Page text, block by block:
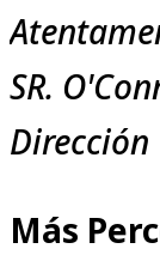
SR.
Dirección
Más